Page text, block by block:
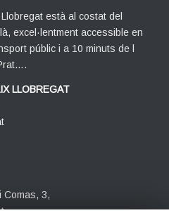
està al costat del
excel·lentment accessible en
públic i a 10 minuts de l
LLOBREGAT
Comas, 3,